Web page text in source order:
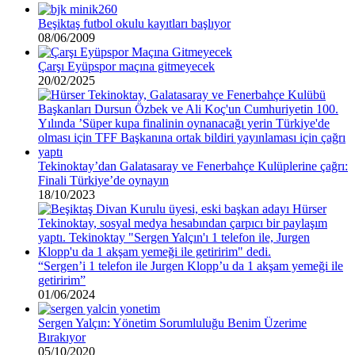
Beşiktaş futbol okulu kayıtları başlıyor
08/06/2009
Çarşı Eyüpspor maçına gitmeyecek
20/02/2025
Tekinoktay’dan Galatasaray ve Fenerbahçe Kulüplerine çağrı:
Finali Türkiye’de oynayın
18/10/2023
“Sergen’i 1 telefon ile Jurgen Klopp’u da 1 akşam yemeği ile
getiririm”
01/06/2024
Sergen Yalçın: Yönetim Sorumluluğu Benim Üzerime
Bırakıyor
05/10/2020